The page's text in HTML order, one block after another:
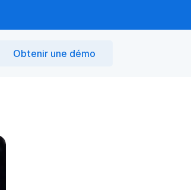
Obtenir une démo